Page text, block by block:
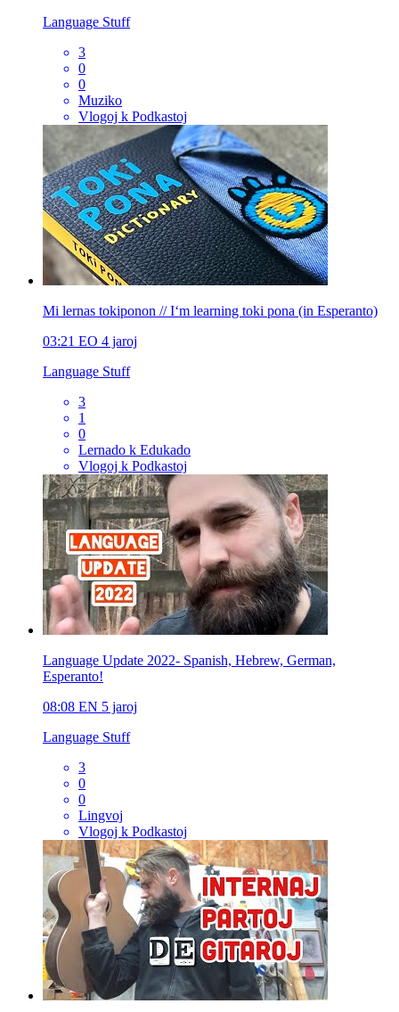
Language Stuff
3
0
0
Muziko
Vlogoj k Podkastoj
Mi lernas tokiponon // I‘m learning toki pona (in Esperanto)
03:21 EO 4 jaroj
Language Stuff
3
1
0
Lernado k Edukado
Vlogoj k Podkastoj
Language Update 2022- Spanish, Hebrew, German,
Esperanto!
08:08 EN 5 jaroj
Language Stuff
3
0
0
Lingvoj
Vlogoj k Podkastoj